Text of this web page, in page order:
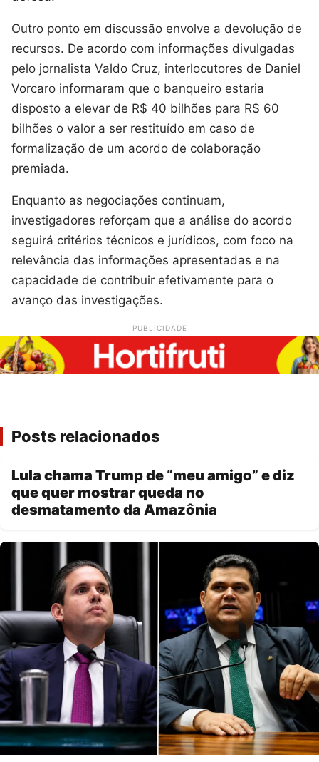
Outro ponto em discussão envolve a devolução de
recursos. De acordo com informações divulgadas
pelo jornalista Valdo Cruz, interlocutores de Daniel
Vorcaro informaram que o banqueiro estaria
disposto a elevar de R$ 40 bilhões para R$ 60
bilhões o valor a ser restituído em caso de
formalização de um acordo de colaboração
premiada.
Enquanto as negociações continuam,
investigadores reforçam que a análise do acordo
seguirá critérios técnicos e jurídicos, com foco na
relevância das informações apresentadas e na
capacidade de contribuir efetivamente para o
avanço das investigações.
PUBLICIDADE
Posts relacionados
Lula chama Trump de “meu amigo” e diz
que quer mostrar queda no
desmatamento da Amazônia